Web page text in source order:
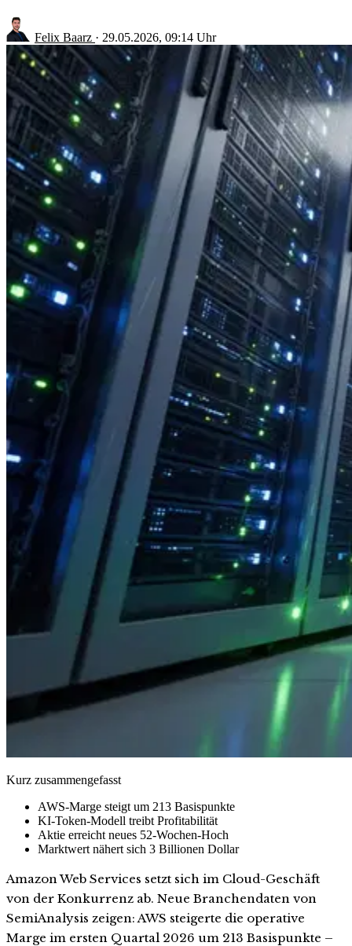
Felix Baarz · 29.05.2026, 09:14 Uhr
Kurz zusammengefasst
AWS-Marge steigt um 213 Basispunkte
KI-Token-Modell treibt Profitabilität
Aktie erreicht neues 52-Wochen-Hoch
Marktwert nähert sich 3 Billionen Dollar
Amazon Web Services setzt sich im Cloud-Geschäft
von der Konkurrenz ab. Neue Branchendaten von
SemiAnalysis zeigen: AWS steigerte die operative
Marge im ersten Quartal 2026 um 213 Basispunkte –